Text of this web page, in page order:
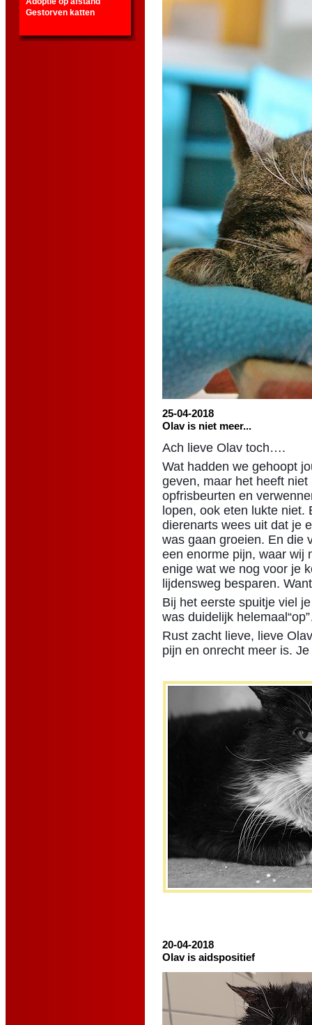
Gestorven katten
25-04-2018
Olav is niet meer...
Ach lieve Olav toch….
Wat hadden we gehoopt
geven, maar het heeft
opfrisbeurten en
lopen, ook eten lukte
dierenarts wees uit dat je
was gaan groeien. En die
een enorme pijn, waar wij
enige wat we nog voor je
lijdensweg besparen.
Bij het eerste spuitje viel
was duidelijk
Rust zacht lieve, lieve
pijn en onrecht meer is.
20-04-2018
Olav is aidspositief